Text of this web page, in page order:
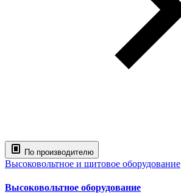
По производителю
Высоковольтное и щитовое оборудование
Высоковольтное оборудование